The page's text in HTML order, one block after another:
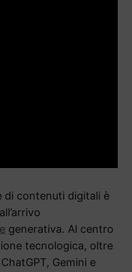
di contenuti digitali è
generativa. Al centro
tecnologica, oltre
Gemini e